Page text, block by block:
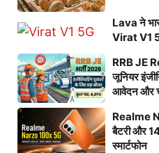
Lava ने
Virat V1
RRB JE
जूनियर
आवेदन और
Realme
बैटरी और
स्मार्टफोन